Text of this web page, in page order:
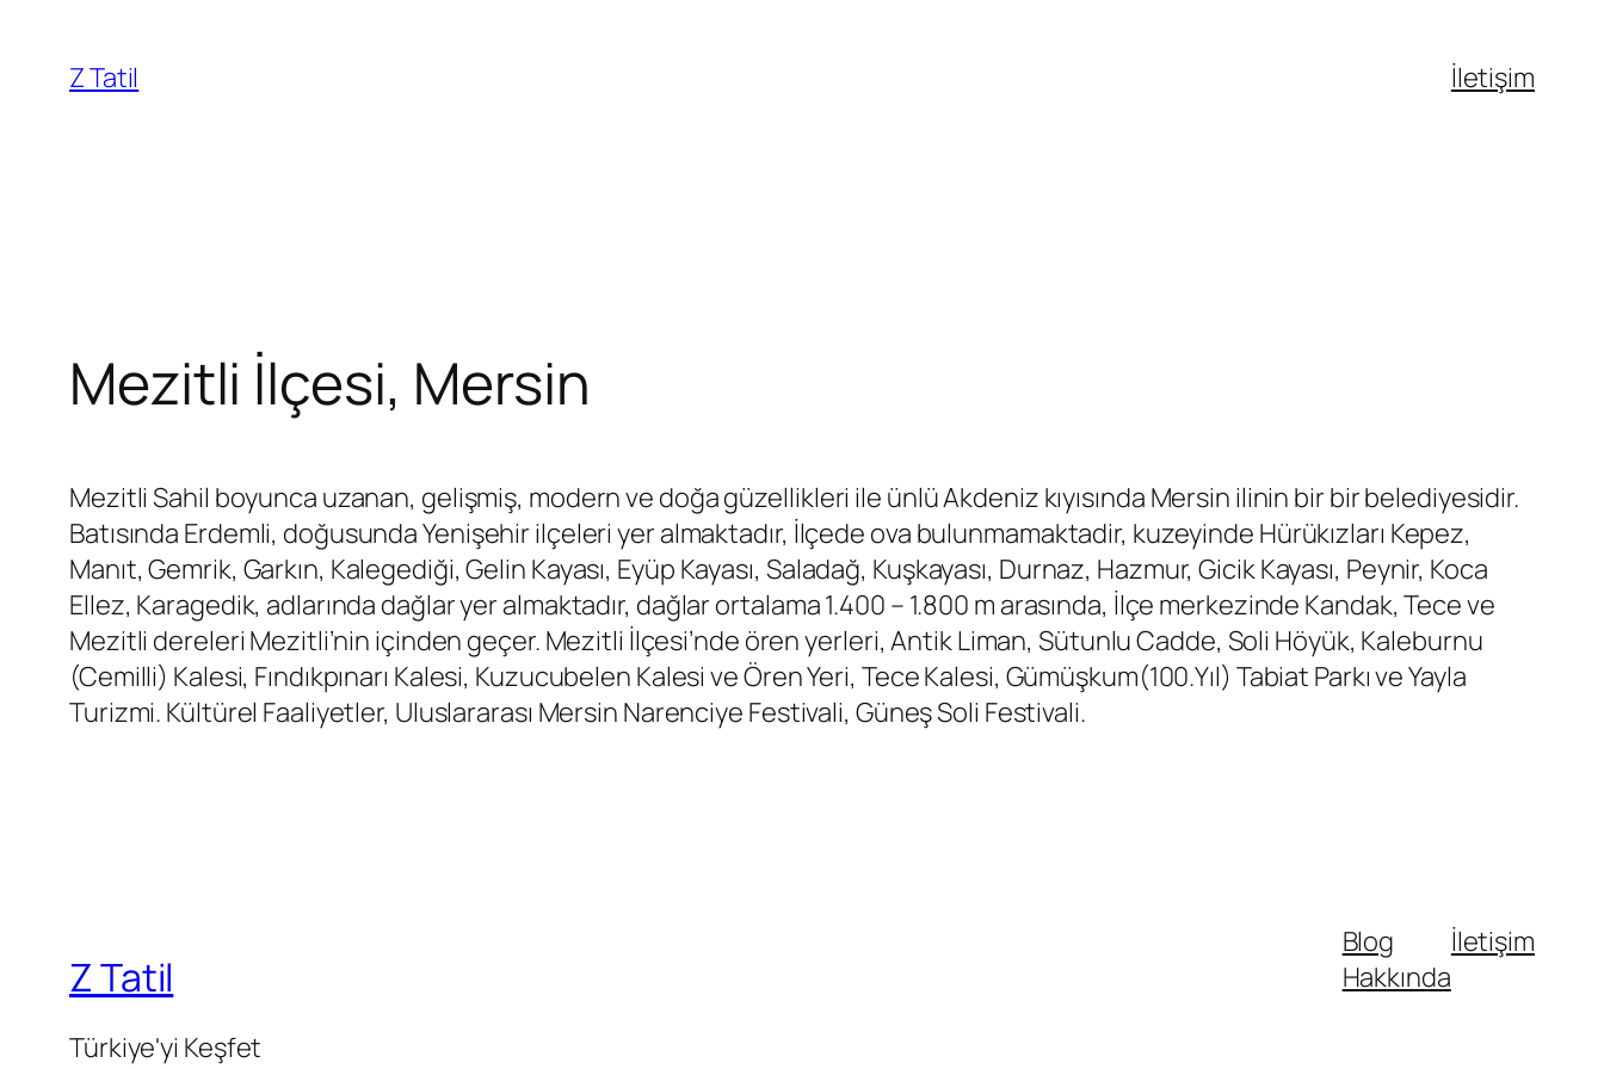
Z Tatil İletişim
Mezitli İlçesi, Mersin
Mezitli Sahil boyunca uzanan, gelişmiş, modern ve doğa güzellikleri ile ünlü Akdeniz kıyısında Mersin ilinin bir bir belediyesidir.
Batısında Erdemli, doğusunda Yenişehir ilçeleri yer almaktadır, İlçede ova bulunmamaktadir, kuzeyinde Hürükızları Kepez,
Manıt, Gemrik, Garkın, Kalegediği, Gelin Kayası, Eyüp Kayası, Saladağ, Kuşkayası, Durnaz, Hazmur, Gicik Kayası, Peynir, Koca
Ellez, Karagedik, adlarında dağlar yer almaktadır, dağlar ortalama 1.400 – 1.800 m arasında, İlçe merkezinde Kandak, Tece ve
Mezitli dereleri Mezitli’nin içinden geçer. Mezitli İlçesi’nde ören yerleri, Antik Liman, Sütunlu Cadde, Soli Höyük, Kaleburnu
(Cemilli) Kalesi, Fındıkpınarı Kalesi, Kuzucubelen Kalesi ve Ören Yeri, Tece Kalesi, Gümüşkum(100.Yıl) Tabiat Parkı ve Yayla
Turizmi. Kültürel Faaliyetler, Uluslararası Mersin Narenciye Festivali, Güneş Soli Festivali.
Z Tatil
Türkiye'yi Keşfet
Blog
Hakkında
İletişim